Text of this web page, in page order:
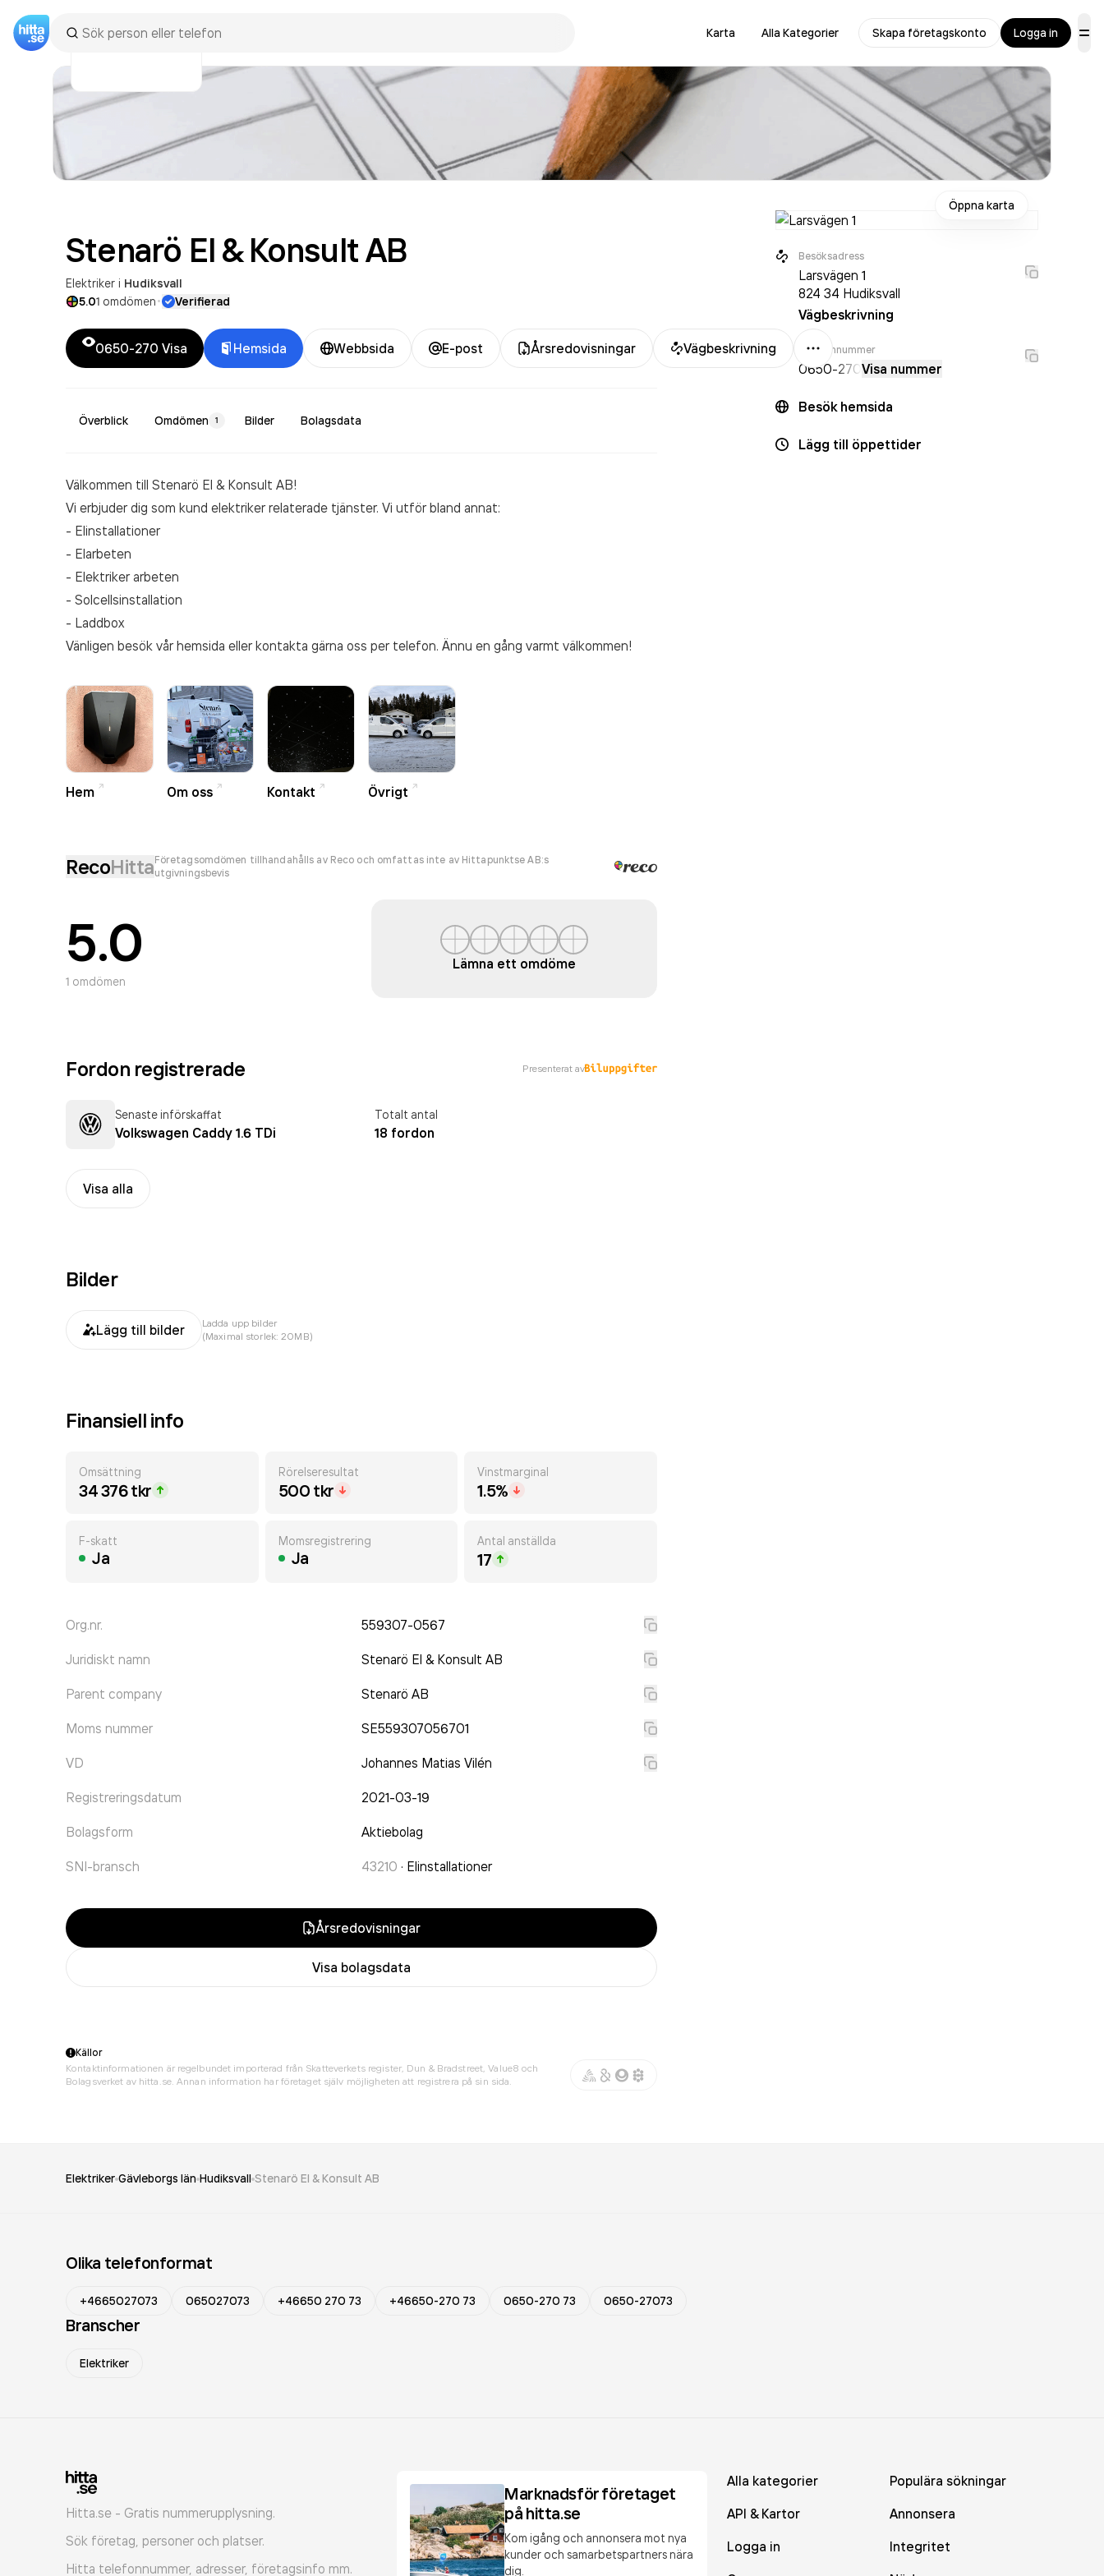
Karta Alla Kategorier Skapa företagskonto Logga in
Stenarö El & KonsultAB
Elektriker i Hudiksvall
5.01 omdömen· Verifierad
0650-270 Visa Hemsida Webbsida E-post Årsredovisningar Vägbeskrivning
Mer
Överblick Omdömen 1 Bilder Bolagsdata
Välkommen till Stenarö El & Konsult AB!
Vi erbjuder dig som kund elektriker relaterade tjänster. Vi utför bland annat:
- Elinstallationer
- Elarbeten
- Elektriker arbeten
- Solcellsinstallation
- Laddbox
Vänligen besök vår hemsida eller kontakta gärna oss per telefon. Ännu en gång varmt välkommen!
Hem Om oss Kontakt Övrigt
RecoHittaFöretagsomdömen tillhandahålls av Reco och omfattas inte av Hittapunktse AB:s
utgivningsbevis
5.0
1 omdömen
Lämna ett omdöme
Fordon registrerade Presenterat av
Senaste införskaffat
Volkswagen Caddy 1.6 TDi
Totalt antal
18 fordon
Visa alla
Bilder
Lägg till bilder
Ladda upp bilder
(Maximal storlek: 20MB)
Finansiell info
Omsättning
34 376 tkr
Rörelseresultat
500 tkr
Vinstmarginal
1.5%
F-skatt
Ja
Momsregistrering
Ja
Antal anställda
17
Org.nr. 559307-0567
Juridiskt namn Stenarö El & Konsult AB
Parent company Stenarö AB
Moms nummer SE559307056701
VD Johannes Matias Vilén
Registreringsdatum 2021-03-19
Bolagsform Aktiebolag
SNI-bransch 43210 · Elinstallationer
Årsredovisningar
Visa bolagsdata
Öppna karta
Besöksadress
Larsvägen 1
824 34 Hudiksvall
Vägbeskrivning
Telefonnummer
0650-270 Visa nummer
Besök hemsida
Lägg till öppettider
Källor
Kontaktinformationen är regelbundet importerad från Skatteverkets register, Dun & Bradstreet, Value8 och
Bolagsverket av hitta.se. Annan information har företaget själv möjligheten att registrera på sin sida.
Elektriker Gävleborgs län Hudiksvall Stenarö El & Konsult AB
Olika telefonformat
+4665027073 065027073 +46650 270 73 +46650-270 73 0650-270 73 0650-27073
Branscher
Elektriker
Hitta.se - Gratis nummerupplysning.
Sök företag, personer och platser.
Hitta telefonnummer, adresser, företagsinfo mm.
Marknadsför företaget
på hitta.se
Kom igång och annonsera mot nya
kunder och samarbetspartners nära
dig.
Alla kategorier
Populära sökningar
API & Kartor
Annonsera
Logga in
Integritet